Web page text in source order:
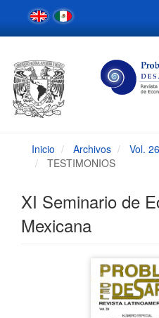
Navegación
principal
Contenido
Barra
lateral
Inicio Archivos
Vol.
TESTIMONIOS
XI Seminario de
Mexicana